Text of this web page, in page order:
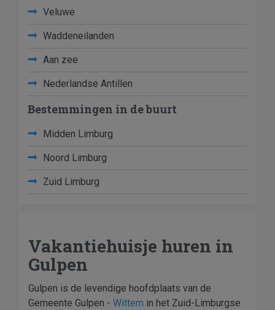
Veluwe
Waddeneilanden
Aan zee
Nederlandse Antillen
Bestemmingen in de buurt
Midden Limburg
Noord Limburg
Zuid Limburg
Vakantiehuisje huren in
Gulpen
Gulpen is de levendige hoofdplaats van de
Gemeente Gulpen - Wittem in het Zuid-Limburgse